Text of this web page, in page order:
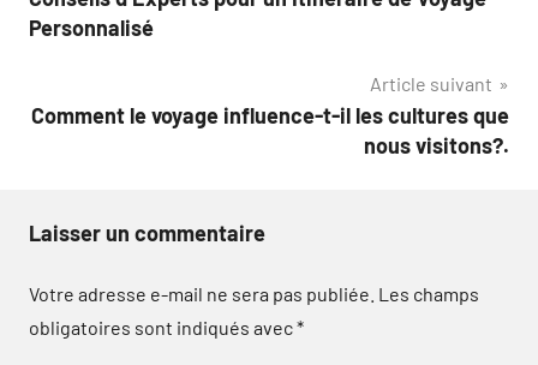
de
Personnalisé
Article suivant
Comment le voyage influence-t-il les cultures que
nous visitons?.
Laisser un commentaire
Votre adresse e-mail ne sera pas publiée. Les champs
obligatoires sont indiqués avec*